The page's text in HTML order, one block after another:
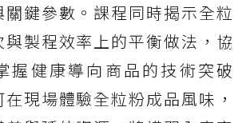
鍵參數。課程同時揭示全粒
製程效率上的平衡做法，協
握健康導向商品的技術突破
現場體驗全粒粉成品風味，